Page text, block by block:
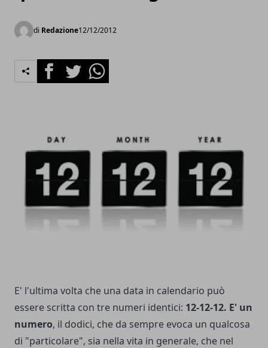
di Redazione12/12/2012
FacebookTwitterWhatsapp
E' l'ultima volta che una data in calendario può
essere scritta con tre numeri identici: 12-12-12. E' un
numero, il dodici, che da sempre evoca un qualcosa
di "particolare", sia nella vita in generale, che nel